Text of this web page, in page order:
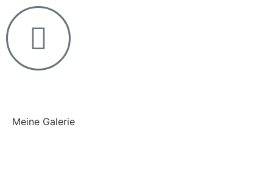
Meine Galerie